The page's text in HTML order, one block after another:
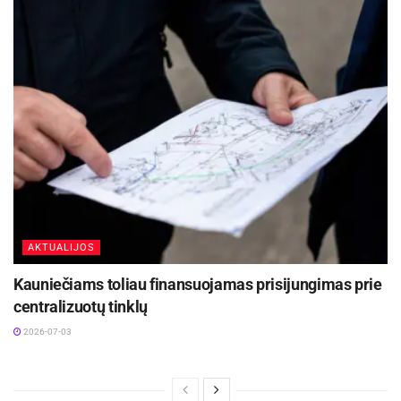
Šio projekto metu numatoma atnaujinti 4,8 km.
ilgio vamzdynų. Planuojama, kad dėl
rekonstruotų tinklų sutaupomas šilumos kiekis
sieks 1270 MWh per metus. Tai toks šilumos
kiekis, kurį per 2016 m. lapkričio mėn. patalpų
šildymui sunaudojo 50 Kėdainių miesto
daugiabučių namų, kuriuose maždaug 2000 butų.
AB „Panevėžio energija“ informacija
AKTUALIJOS
Kauniečiams toliau finansuojamas prisijungimas prie
centralizuotų tinklų
2026-07-03